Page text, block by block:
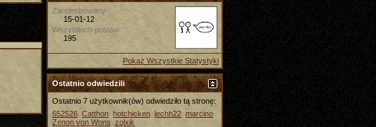
Zarejestrowany
15-01-12
Wszystkich postów
195
Pokaż Wszystkie Statystyki
Ostatnio odwiedzili
Ostatnio 7 użytkownik(ów) odwiedziło tą stronę:
652526 Catthon hotchicken lechh22 marcino
Zenon von Wons zolxik